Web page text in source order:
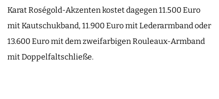
Karat Roségold-Akzenten kostet dagegen 11.500 Euro
mit Kautschukband, 11.900 Euro mit Lederarmband oder
13.600 Euro mit dem zweifarbigen Rouleaux-Armband
mit Doppelfaltschließe.